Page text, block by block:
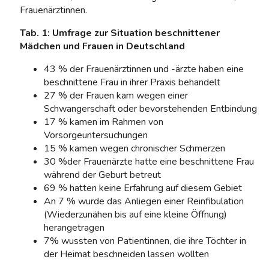
Frauenärztinnen.
Tab. 1: Umfrage zur Situation beschnittener
Mädchen und Frauen in Deutschland
43 % der Frauenärztinnen und -ärzte haben eine
beschnittene Frau in ihrer Praxis behandelt
27 % der Frauen kam wegen einer
Schwangerschaft oder bevorstehenden Entbindung
17 % kamen im Rahmen von
Vorsorgeuntersuchungen
15 % kamen wegen chronischer Schmerzen
30 %der Frauenärzte hatte eine beschnittene Frau
während der Geburt betreut
69 % hatten keine Erfahrung auf diesem Gebiet
An 7 % wurde das Anliegen einer Reinfibulation
(Wiederzunähen bis auf eine kleine Öffnung)
herangetragen
7% wussten von Patientinnen, die ihre Töchter in
der Heimat beschneiden lassen wollten